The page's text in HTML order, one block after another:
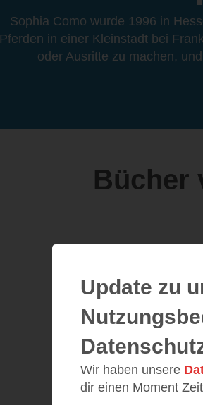
Sophia Como wurde 1996 in
Pferden in einer Kleinstadt bei
oder Ausritte zu machen,
Bücher
Update zu
Wir haben unsere
dir einen Moment